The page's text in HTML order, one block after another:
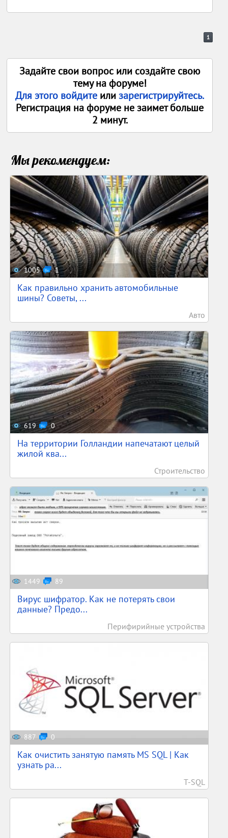
1
Задайте свои вопрос или создайте свою
тему на форуме!
Для этого войдите илизарегистрируйтесь.
Регистрация на форуме не заимет больше
2 минут.
Мы рекомендуем:
1005 1
Как правильно хранить автомобильные
шины? Советы, ...
Авто
619 0
На территории Голландии напечатают целый
жилой ква...
Строительство
1449 89
Вирус шифратор. Как не потерять свои
данные? Предо...
Перифирийные устройства
887 0
Как очистить занятую память MS SQL | Как
узнать ра...
T-SQL